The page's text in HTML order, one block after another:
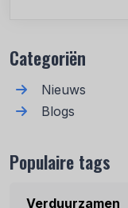
Categoriën
Nieuws
Blogs
Populaire tags
Verduurzamen